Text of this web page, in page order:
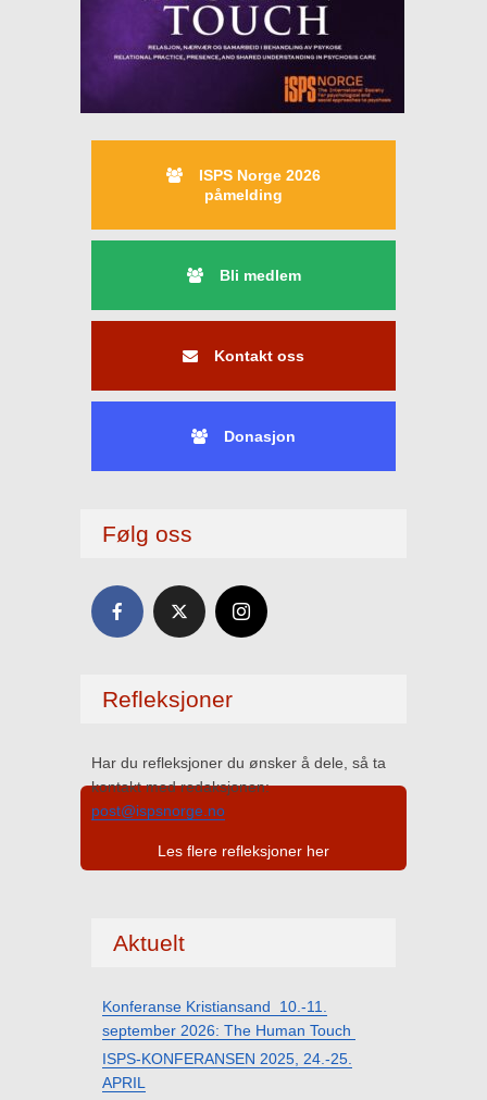
ISPS Norge 2026
påmelding
Bli medlem
Kontakt oss
Donasjon
Følg oss
Refleksjoner
Har du refleksjoner du ønsker å dele, så ta
kontakt med redaksjonen:
post@ispsnorge.no
Les flere refleksjoner her
Aktuelt
Konferanse Kristiansand 10.-11.
september 2026: The Human Touch
ISPS-KONFERANSEN 2025, 24.-25.
APRIL